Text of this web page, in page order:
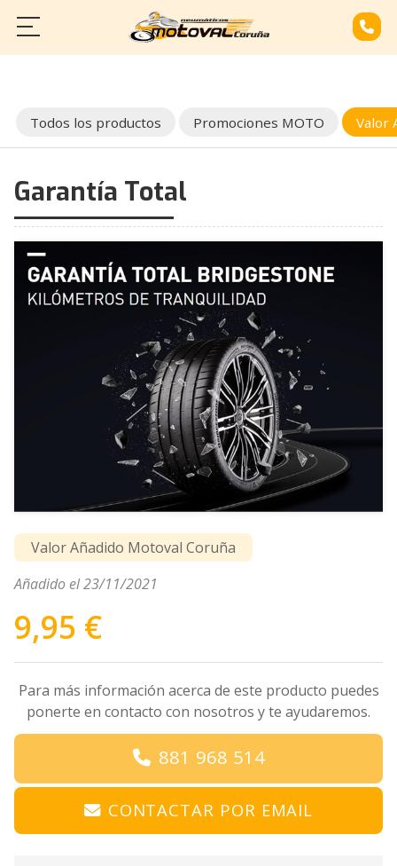
SERVICIOS
CONTACTO
¿NECESITAS REPARAR TU MOTO?
LLÁMANOS: 881 968 514
600 066 161
Todos los productos Promociones MOTO Valor
Garantía Total
Valor Añadido Motoval Coruña
Añadido el 23/11/2021
9,95 €
Para más información acerca de este producto puedes
ponerte en contacto con nosotros y te ayudaremos.
881 968 514
CONTACTAR POR EMAIL